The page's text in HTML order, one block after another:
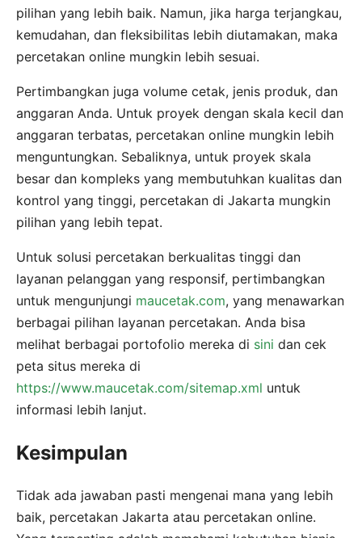
pilihan yang lebih baik. Namun, jika harga terjangkau,
kemudahan, dan fleksibilitas lebih diutamakan, maka
percetakan online mungkin lebih sesuai.
Pertimbangkan juga volume cetak, jenis produk, dan
anggaran Anda. Untuk proyek dengan skala kecil dan
anggaran terbatas, percetakan online mungkin lebih
menguntungkan. Sebaliknya, untuk proyek skala
besar dan kompleks yang membutuhkan kualitas dan
kontrol yang tinggi, percetakan di Jakarta mungkin
pilihan yang lebih tepat.
Untuk solusi percetakan berkualitas tinggi dan
layanan pelanggan yang responsif, pertimbangkan
untuk mengunjungi maucetak.com, yang menawarkan
berbagai pilihan layanan percetakan. Anda bisa
melihat berbagai portofolio mereka di sini dan cek
peta situs mereka di
https://www.maucetak.com/sitemap.xml untuk
informasi lebih lanjut.
Kesimpulan
Tidak ada jawaban pasti mengenai mana yang lebih
baik, percetakan Jakarta atau percetakan online.